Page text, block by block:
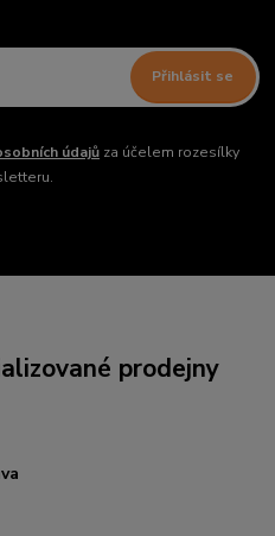
Přihlásit se
údajůza účelem rozesílky
prodejny